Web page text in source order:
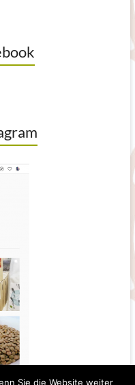
Sie die Website weiter